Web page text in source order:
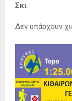
Σκι
Δεν υπάρχουν